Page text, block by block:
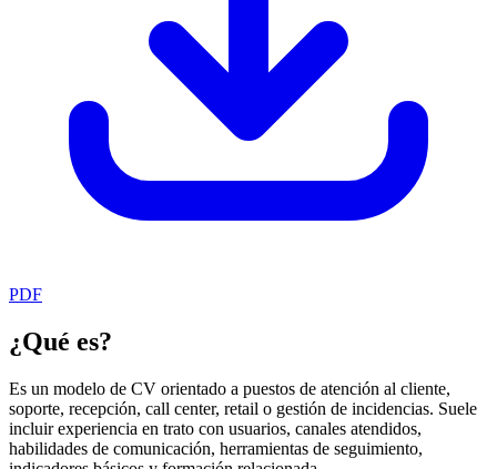
PDF
¿Qué es?
Es un modelo de CV orientado a puestos de atención al cliente,
soporte, recepción, call center, retail o gestión de incidencias. Suele
incluir experiencia en trato con usuarios, canales atendidos,
habilidades de comunicación, herramientas de seguimiento,